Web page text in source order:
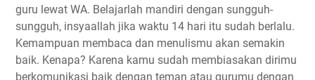
guru lewat WA. Belajarlah mandiri dengan sungguh-
sungguh, insyaallah jika waktu 14 hari itu sudah berlalu.
Kemampuan membaca dan menulismu akan semakin
baik. Kenapa? Karena kamu sudah membiasakan dirimu
berkomunikasi baik dengan teman atau gurumu dengan